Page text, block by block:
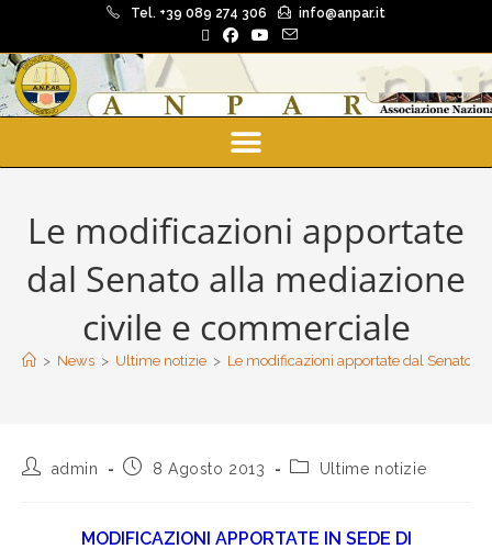
Tel. +39 089 274 306 info@anpar.it
Le modificazioni apportate
dal Senato alla mediazione
civile e commerciale
> News > Ultime notizie > Le modificazioni apportate dal Senato
admin 8 Agosto 2013 Ultime notizie
MODIFICAZIONI APPORTATE IN SEDE DI